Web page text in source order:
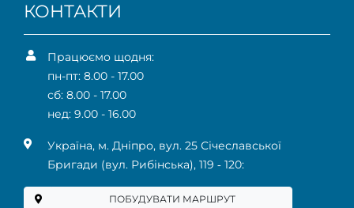
КОНТАКТИ
Працюємо щодня:
пн-пт: 8.00 - 17.00
сб: 8.00 - 17.00
нед: 9.00 - 16.00
Українa, м. Дніпро, вул. 25 Січеславської
Бригади (вул. Рибінська), 119 ‑ 120:
ПОБУДУВАТИ МАРШРУТ